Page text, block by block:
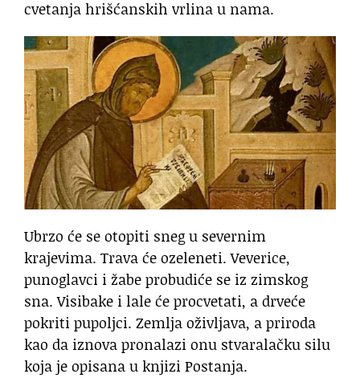
cvetanja hrišćanskih vrlina u nama.
Ubrzo će se otopiti sneg u severnim
krajevima. Trava će ozeleneti. Veverice,
punoglavci i žabe probudiće se iz zimskog
sna. Visibake i lale će procvetati, a drveće
pokriti pupoljci. Zemlja oživljava, a priroda
kao da iznova pronalazi onu stvaralačku silu
koja je opisana u knjizi Postanja.